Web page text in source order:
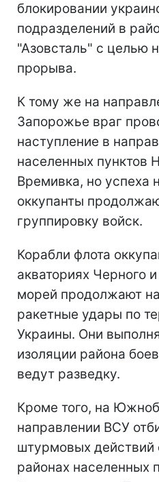
блокировании
подразделений в
"Азовсталь" с целью
прорыва.
К тому же на
Запорожье враг
наступление в
населенных пунктов
Времивка, но успеха
оккупанты
группировку войск.
Корабли флота
акваториях Черного
морей продолжают
ракетные удары по
Украины. Они
изоляции района
ведут разведку.
Кроме того, на
направлении ВСУ
штурмовых действий
районах населенных